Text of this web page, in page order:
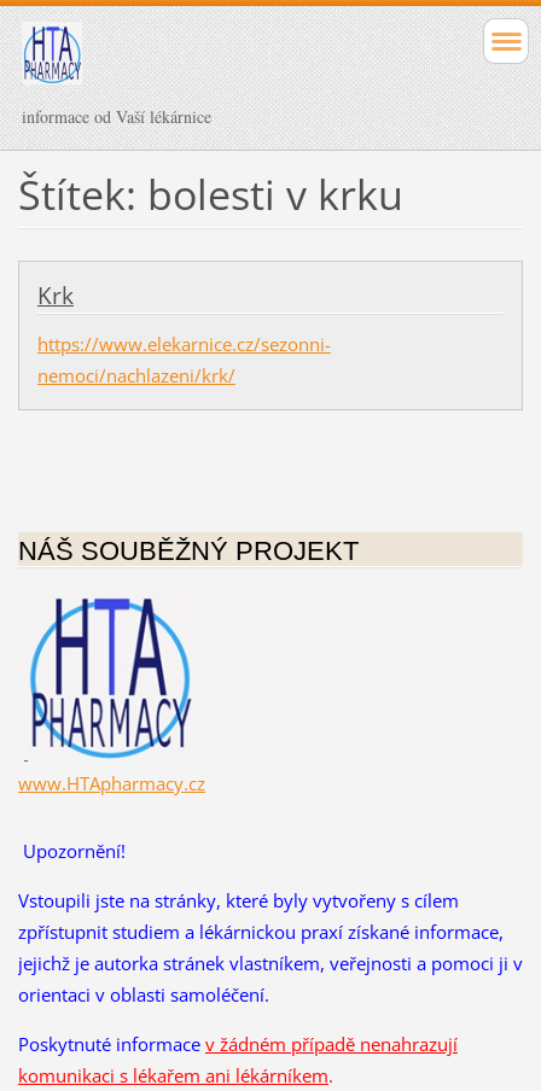
informace od Vaší lékárnice
Štítek: bolesti v krku
Krk
https://www.elekarnice.cz/sezonni-
nemoci/nachlazeni/krk/
NÁŠ SOUBĚŽNÝ PROJEKT
www.HTApharmacy.cz
Upozornění!
Vstoupili jste na stránky, které byly vytvořeny s cílem
zpřístupnit studiem a lékárnickou praxí získané informace,
jejichž je autorka stránek vlastníkem, veřejnosti a pomoci ji v
orientaci v oblasti samoléčení.
Poskytnuté informace v žádném případě nenahrazují
komunikaci s lékařem ani lékárníkem.